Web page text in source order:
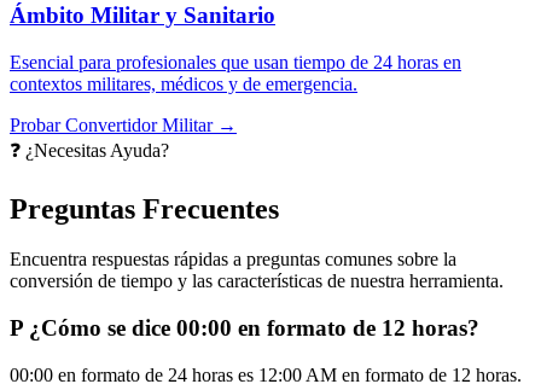
Ámbito Militar y Sanitario
Esencial para profesionales que usan tiempo de 24 horas en
contextos militares, médicos y de emergencia.
Probar Convertidor Militar →
❓ ¿Necesitas Ayuda?
Preguntas Frecuentes
Encuentra respuestas rápidas a preguntas comunes sobre la
conversión de tiempo y las características de nuestra herramienta.
P ¿Cómo se dice 00:00 en formato de 12 horas?
00:00 en formato de 24 horas es 12:00 AM en formato de 12 horas.